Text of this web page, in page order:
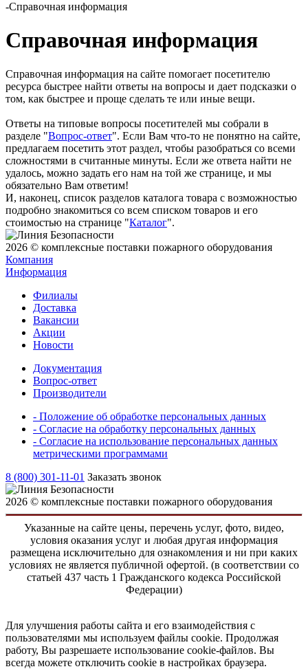
-Справочная информация
Справочная информация
Справочная информация на сайте помогает посетителю
ресурса быстрее найти ответы на вопросы и дает подсказки о
том, как быстрее и проще сделать те или иные вещи.
Ответы на типовые вопросы посетителей мы собрали в
разделе "Вопрос-ответ". Если Вам что-то не понятно на сайте,
предлагаем посетить этот раздел, чтобы разобраться со всеми
сложностями в считанные минуты. Если же ответа найти не
удалось, можно задать его нам на той же странице, и мы
обязательно Вам ответим!
И, наконец, список разделов каталога товара с возможностью
подробно знакомиться со всем списком товаров и его
стоимостью на странице "Каталог".
2026 © комплексные поставки пожарного оборудования
Компания
Информация
Филиалы
Доставка
Вакансии
Акции
Новости
Документация
Вопрос-ответ
Производители
- Положение об обработке персональных данных
- Согласие на обработку персональных данных
- Согласие на использование персональных данных
метрическими программами
8 (800) 301-11-01 Заказать звонок
2026 © комплексные поставки пожарного оборудования
Указанные на сайте цены, перечень услуг, фото, видео,
условия оказания услуг и любая другая информация
размещена исключительно для ознакомления и ни при каких
условиях не является публичной офертой. (в соответствии со
статьей 437 часть 1 Гражданского кодекса Российской
Федерации)
Для улучшения работы сайта и его взаимодействия с
пользователями мы используем файлы cookie. Продолжая
работу, Вы разрешаете использование cookie-файлов. Вы
всегда можете отключить cookie в настройках браузера.